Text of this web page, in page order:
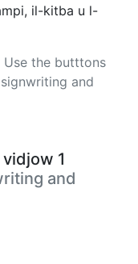
il-kitba u l-
Use the butttons
and
1
and